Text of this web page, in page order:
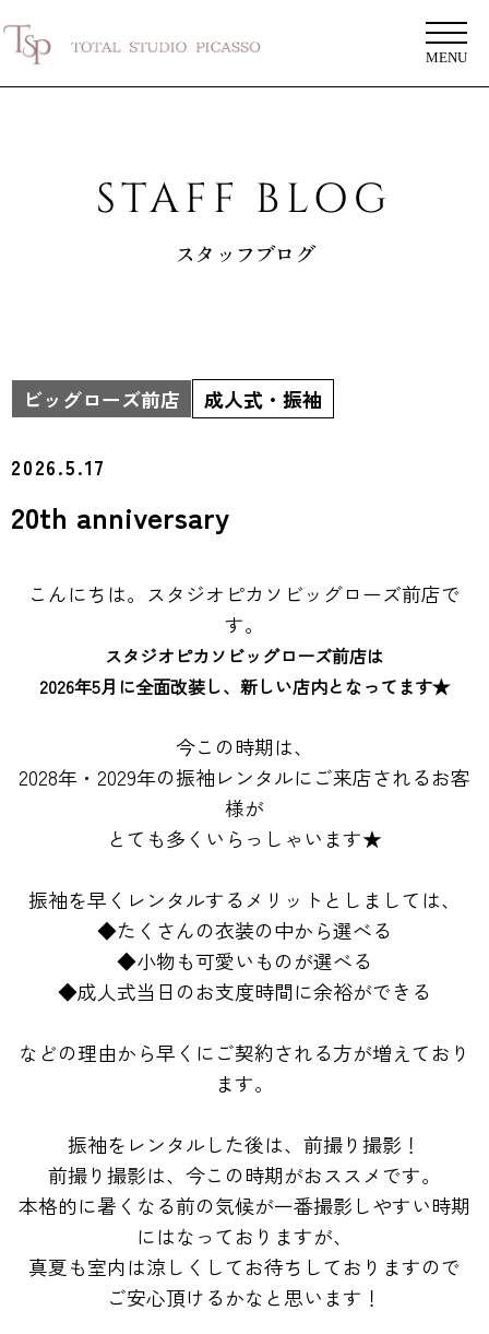
MENU
STAFF BLOG
スタッフブログ
ビッグローズ前店 成人式・振袖
2026.5.17
20th anniversary
こんにちは。スタジオピカソビッグローズ前店で
す。
スタジオピカソビッグローズ前店は
2026年5月に全面改装し、新しい店内となってます★
今この時期は、
2028年・2029年の振袖レンタルにご来店されるお客
様が
とても多くいらっしゃいます★
振袖を早くレンタルするメリットとしましては、
◆たくさんの衣装の中から選べる
◆小物も可愛いものが選べる
◆成人式当日のお支度時間に余裕ができる
などの理由から早くにご契約される方が増えており
ます。
振袖をレンタルした後は、前撮り撮影！
前撮り撮影は、今この時期がおススメです。
本格的に暑くなる前の気候が一番撮影しやすい時期
にはなっておりますが、
真夏も室内は涼しくしてお待ちしておりますので
ご安心頂けるかなと思います！